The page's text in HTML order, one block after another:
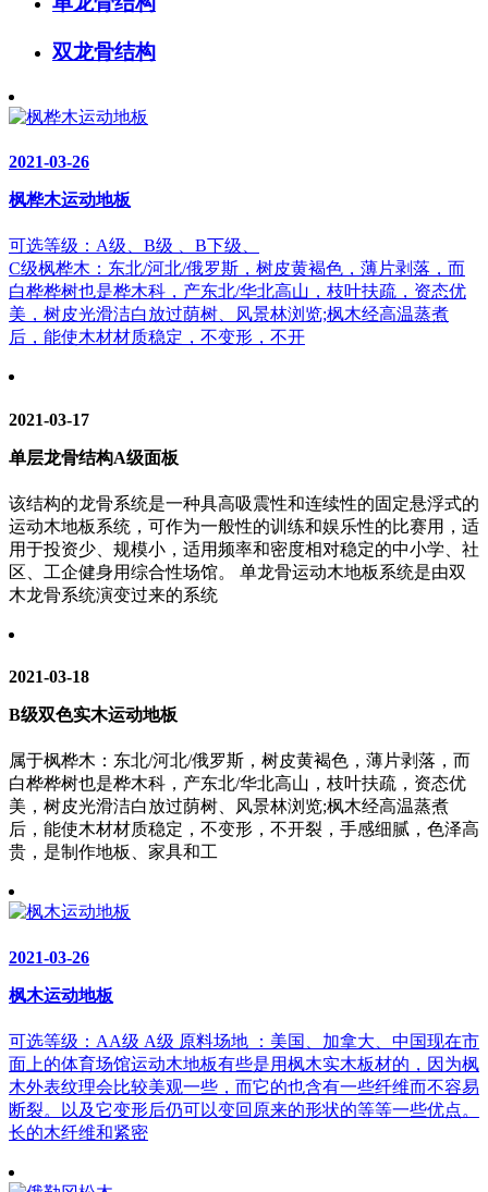
双龙骨结构
2021-03-26
枫桦木运动地板
可选等级：A级、B级 、B下级、
C级枫桦木：东北/河北/俄罗斯，树皮黄褐色，薄片剥落，而
白桦桦树也是桦木科，产东北/华北高山，枝叶扶疏，资态优
美，树皮光滑洁白放过荫树、风景林浏览;枫木经高温蒸煮
后，能使木材材质稳定，不变形，不开
2021-03-17
单层龙骨结构A级面板
该结构的龙骨系统是一种具高吸震性和连续性的固定悬浮式的
运动木地板系统，可作为一般性的训练和娱乐性的比赛用，适
用于投资少、规模小，适用频率和密度相对稳定的中小学、社
区、工企健身用综合性场馆。 单龙骨运动木地板系统是由双
木龙骨系统演变过来的系统
2021-03-18
B级双色实木运动地板
属于枫桦木：东北/河北/俄罗斯，树皮黄褐色，薄片剥落，而
白桦桦树也是桦木科，产东北/华北高山，枝叶扶疏，资态优
美，树皮光滑洁白放过荫树、风景林浏览;枫木经高温蒸煮
后，能使木材材质稳定，不变形，不开裂，手感细腻，色泽高
贵，是制作地板、家具和工
2021-03-26
枫木运动地板
可选等级：AA级 A级 原料场地 ：美国、加拿大、中国现在市
面上的体育场馆运动木地板有些是用枫木实木板材的，因为枫
木外表纹理会比较美观一些，而它的也含有一些纤维而不容易
断裂。以及它变形后仍可以变回原来的形状的等等一些优点。
长的木纤维和紧密